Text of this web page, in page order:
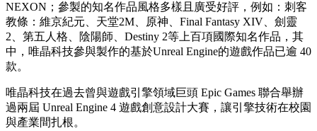
NEXON；參製的知名作品風格多樣且廣受好評，例如：刺客
教條：維京紀元、天堂2M、原神、Final Fantasy XIV、劍靈
2、第五人格、陰陽師、Destiny 2等上百項國際知名作品，其
中，唯晶科技參與製作的基於Unreal Engine的遊戲作品已逾 40
款。
唯晶科技在過去曾與遊戲引擎領域巨頭 Epic Games 聯合舉辦
過兩屆 Unreal Engine 4 遊戲創意設計大賽，讓引擎技術在校園
與產業間扎根。